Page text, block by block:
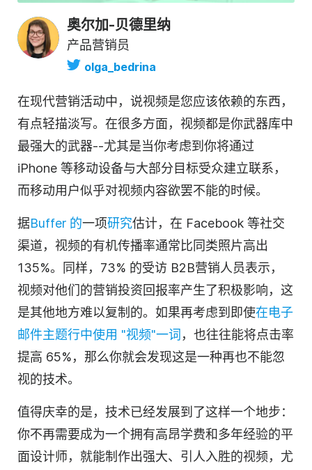
奥尔加-贝德里纳
产品营销员
olga_bedrina
在现代营销活动中，说视频是您应该依赖的东西，
有点轻描淡写。在很多方面， 视频都是你武器库中
最强大的武器--尤其是当你考虑到你将通过
iPhone 等移动设备与大部分目标受众建立联系，
而移动用户似乎对视频内容欲罢不能的时候。
据Buffer 的一项研究估计，在 Facebook 等社交
渠道， 视频的有机传播率通常比同类照片高出
135%。同样，73% 的受访 B2B营销人员表示，
视频对他们的营销投资回报率产生了积极影响，这
是其他地方难以复制的。如果再考虑到即使在电子
邮件主题行中使用 "视频"一词 ，也往往能将点击率
提高 65%，那么你就会发现这是一种再也不能忽
视的技术。
值得庆幸的是，技术已经发展到了这样一个地步：
你不再需要成为一个拥有高昂学费和多年经验的平
面设计师，就能制作出强大、引人入胜的视频，尤